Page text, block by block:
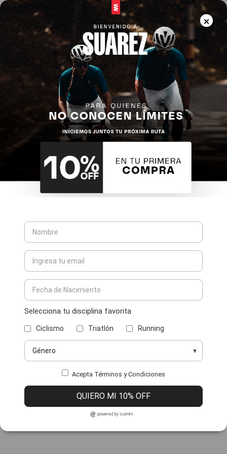
Selecciona tu disciplina favorita
Ciclismo Triatlón Running
Acepta Términos y Condiciones
QUIERO MI 10% OFF
powered by icomm